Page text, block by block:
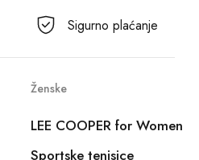
Sigurno plaćanje
Ženske
LEE COOPER for Women
Sportske tenisice